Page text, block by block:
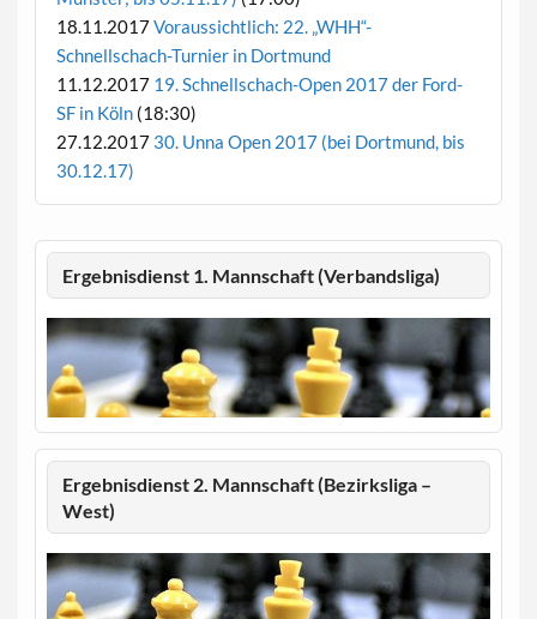
18.11.2017Voraussichtlich: 22. „WHH“-
Schnellschach-Turnier in Dortmund
11.12.2017 19. Schnellschach-Open 2017 der Ford-
SF in Köln (18:30)
27.12.2017 30. Unna Open 2017 (bei Dortmund, bis
30.12.17)
Ergebnisdienst 1. Mannschaft (Verbandsliga)
Ergebnisdienst 2. Mannschaft (Bezirksliga –
West)